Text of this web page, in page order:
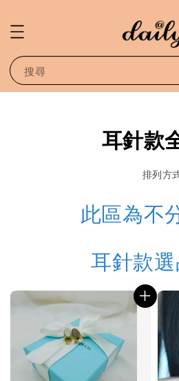
搜尋
耳針款
排列方
此區為不
耳針款